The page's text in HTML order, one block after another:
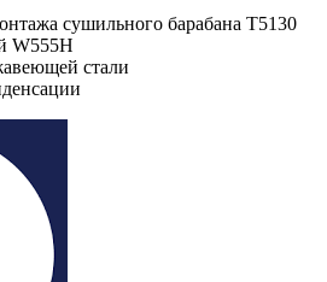
сушильного барабана T5130
W555H
стали